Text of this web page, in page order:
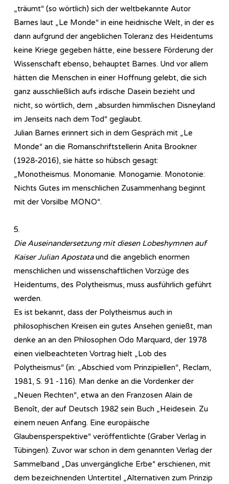
„träumt“ (so wörtlich) sich der weltbekannte Autor
Barnes laut „Le Monde“ in eine heidnische Welt, in der es
dann aufgrund der angeblichen Toleranz des Heidentums
keine Kriege gegeben hätte, eine bessere Förderung der
Wissenschaft ebenso, behauptet Barnes. Und vor allem
hätten die Menschen in einer Hoffnung gelebt, die sich
ganz ausschließlich aufs irdische Dasein bezieht und
nicht, so wörtlich, dem „absurden himmlischen Disneyland
im Jenseits nach dem Tod“ geglaubt.
Julian Barnes erinnert sich in dem Gespräch mit „Le
Monde“ an die Romanschriftstellerin Anita Brookner
(1928-2016), sie hätte so hübsch gesagt:
„Monotheismus. Monomanie. Monogamie. Monotonie:
Nichts Gutes im menschlichen Zusammenhang beginnt
mit der Vorsilbe MONO“.
5.
Die Auseinandersetzung mit diesen Lobeshymnen auf
Kaiser Julian Apostataund die angeblich enormen
menschlichen und wissenschaftlichen Vorzüge des
Heidentums, des Polytheismus, muss ausführlich geführt
werden.
Es ist bekannt, dass der Polytheismus auch in
philosophischen Kreisen ein gutes Ansehen genießt, man
denke an an den Philosophen Odo Marquard, der 1978
einen vielbeachteten Vortrag hielt „Lob des
Polytheismus“ (in: „Abschied vom Prinzipiellen“, Reclam,
1981, S. 91 -116). Man denke an die Vordenker der
„Neuen Rechten“, etwa an den Franzosen Alain de
Benoît, der auf Deutsch 1982 sein Buch „Heidesein. Zu
einem neuen Anfang. Eine europäische
Glaubensperspektive“ veröffentlichte (Graber Verlag in
Tübingen). Zuvor war schon in dem genannten Verlag der
Sammelband „Das unvergängliche Erbe“ erschienen, mit
dem bezeichnenden Untertitel „Alternativen zum Prinzip